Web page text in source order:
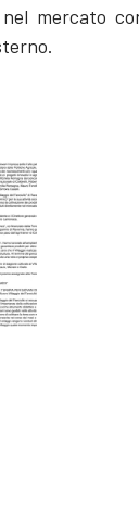
mercato